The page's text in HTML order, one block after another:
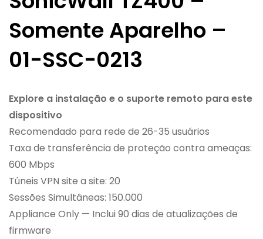
Somente Aparelho –
01-SSC-0213
Explore a instalação e o suporte remoto para este
dispositivo
Recomendado para rede de 26-35 usuários
Taxa de transferência de proteção contra ameaças:
600 Mbps
Túneis VPN site a site: 20
Sessões Simultâneas: 150.000
Appliance Only — Inclui 90 dias de atualizações de
firmware